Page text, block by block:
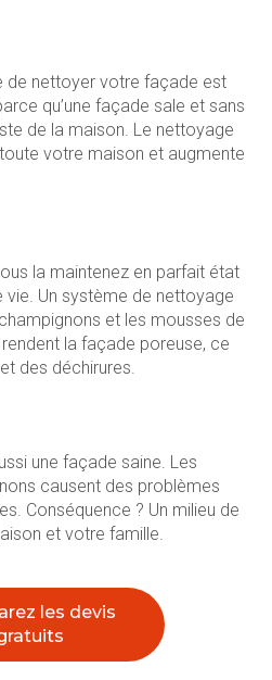
de nettoyer votre façade est
qu’une façade sale et sans
de la maison. Le nettoyage
votre maison et augmente
la maintenez en parfait état
Un système de nettoyage
et les mousses de
la façade poreuse, ce
des déchirures.
une façade saine. Les
causent des problèmes
Conséquence ? Un milieu de
et votre famille.
les devis